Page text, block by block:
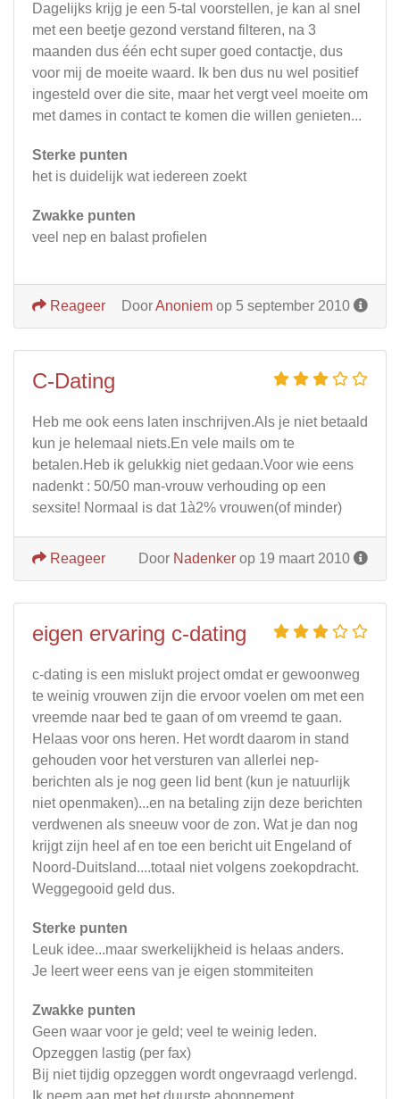
Dagelijks krijg je een 5-tal voorstellen, je kan al snel
met een beetje gezond verstand filteren, na 3
maanden dus één echt super goed contactje, dus
voor mij de moeite waard. Ik ben dus nu wel positief
ingesteld over die site, maar het vergt veel moeite om
met dames in contact te komen die willen genieten...
Sterke punten
het is duidelijk wat iedereen zoekt
Zwakke punten
veel nep en balast profielen
DoorAnoniem op 5 september 2010
Reageer
C-Dating
Heb me ook eens laten inschrijven.Als je niet betaald
kun je helemaal niets.En vele mails om te
betalen.Heb ik gelukkig niet gedaan.Voor wie eens
nadenkt : 50/50 man-vrouw verhouding op een
sexsite! Normaal is dat 1à2% vrouwen(of minder)
Door Nadenker op 19 maart 2010
Reageer
eigen ervaring c-dating
c-dating is een mislukt project omdat er gewoonweg
te weinig vrouwen zijn die ervoor voelen om met een
vreemde naar bed te gaan of om vreemd te gaan.
Helaas voor ons heren. Het wordt daarom in stand
gehouden voor het versturen van allerlei nep-
berichten als je nog geen lid bent (kun je natuurlijk
niet openmaken)...en na betaling zijn deze berichten
verdwenen als sneeuw voor de zon. Wat je dan nog
krijgt zijn heel af en toe een bericht uit Engeland of
Noord-Duitsland....totaal niet volgens zoekopdracht.
Weggegooid geld dus.
Sterke punten
Leuk idee...maar swerkelijkheid is helaas anders.
Je leert weer eens van je eigen stommiteiten
Zwakke punten
Geen waar voor je geld; veel te weinig leden.
Opzeggen lastig (per fax)
Bij niet tijdig opzeggen wordt ongevraagd verlengd.